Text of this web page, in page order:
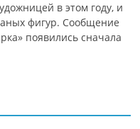
в этом году, и
фигур. Сообщение
появились сначала